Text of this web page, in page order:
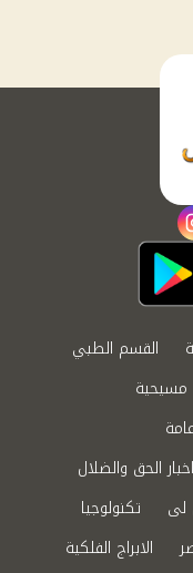
القسم الطبي
مسيحية
اخبار الحق والضلال
لى
تكنولوجيا
الابراج الفلكية